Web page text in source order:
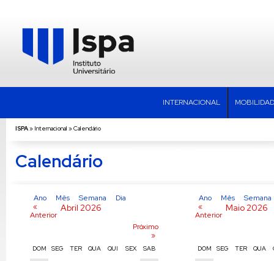
INTERNACIONAL
ISPA» Internacional »Calendário
Calendário
Ano Mês Semana
Dia
«
Anterior
Abril 2026
Próximo
»
DOM SEG TER QUA QUI SEX SAB
Ano Mês
Semana
«
Anterior
Maio 2026
DOM SEG TER QUA